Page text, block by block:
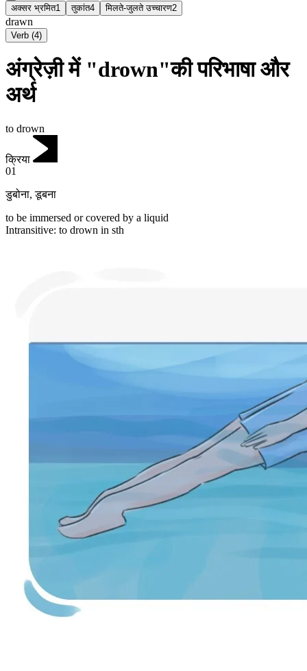
अक्सर भ्रमित1 तुकांत4 मिलते-जुलते उच्चारण2
drawn
Verb (4)
अंग्रेज़ी में "drown"की परिभाषा और
अर्थ
to drown
क्रिया
01
डुबोना,डूबना
to be immersed or covered by a liquid
Intransitive: to drown in sth